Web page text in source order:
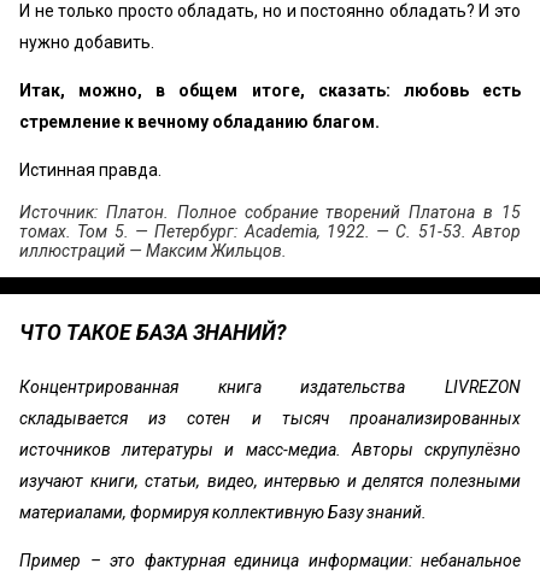
И не только просто обладать, но и постоянно обладать? И это
нужно добавить.
Итак, можно, в общем итоге, сказать: любовь есть
стремление к вечному обладанию благом.
Истинная правда.
Источник: Платон. Полное собрание творений Платона в 15
томах. Том 5. — Петербург: Academia, 1922. — С. 51-53. Автор
иллюстраций — Максим Жильцов.
ЧТО ТАКОЕ БАЗА ЗНАНИЙ?
Концентрированная книга издательства LIVREZON
складывается из сотен и тысяч проанализированных
источников литературы и масс-медиа. Авторы скрупулёзно
изучают книги, статьи, видео, интервью и делятся полезными
материалами, формируя коллективную Базу знаний.
Пример – это фактурная единица информации: небанальное